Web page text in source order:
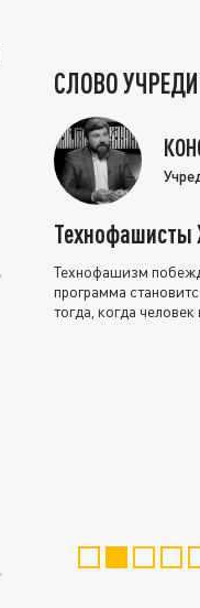
СЛОВО
Технофашисты
Технофашизм
программа
тогда, когда